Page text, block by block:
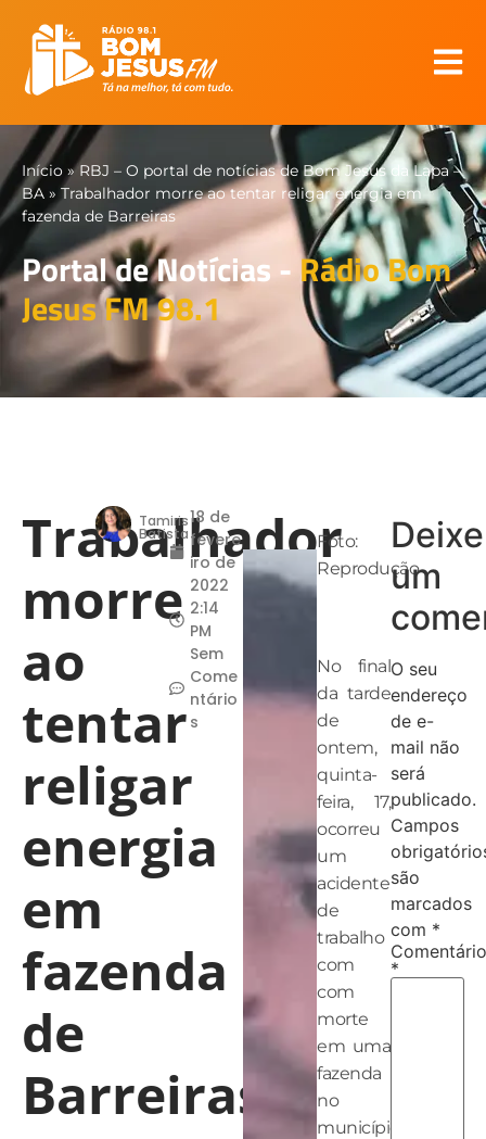
Início »RBJ – O portal de notícias de Bom Jesus da Lapa –
BA » Trabalhador morre ao tentar religar energia em
fazenda de Barreiras
Portal de Notícias -Rádio Bom
Jesus FM 98.1
Trabalhador
morre
ao
tentar
religar
energia
em
fazenda
de
Barreiras
Tamiris
Batista
18 de
fevere
iro de
2022
2:14
PM
Sem
Come
ntário
s
Foto:
Reprodução
No final
da tarde
de
ontem,
quinta-
feira, 17,
ocorreu
um
acidente
de
trabalho
com
com
morte
em uma
fazenda
no
município
Deixe
um
O seu
endereço
de e-
mail não
será
publicado.
Campos
são
marcados
com *
Comentário
*